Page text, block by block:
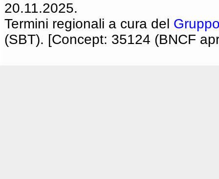
20.11.2025.
Termini regionali a cura del
(SBT). [Concept: 35124 (BNCF